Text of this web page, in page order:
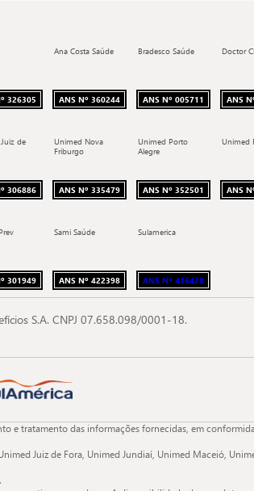
326305
Ana Costa Saúde
ANS Nº 360244
Bradesco Saúde
ANS Nº 005711
Doctor
ANS
de
306886
Unimed Nova
Friburgo
ANS Nº 335479
Unimed Porto
Alegre
ANS Nº 352501
Unimed
ANS
301949
Sami Saúde
ANS Nº 422398
Sulamerica
ANS Nº 416428
S.A. CNPJ 07.658.098/0001-18.
e tratamento das informações fornecidas, em
Juiz de Fora, Unimed Jundiaí, Unimed Maceió,